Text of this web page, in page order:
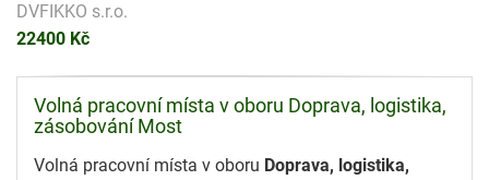
DVFIKKO s.r.o.
22400 Kč
Volná pracovní místa v oboru Doprava, logistika,
zásobování Most
Volná pracovní místa v oboru Doprava, logistika,